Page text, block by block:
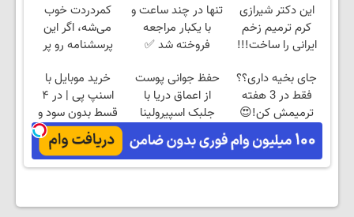
این دکتر شیرازی
کرم ترمیم زخم
ایرانی را ساخت!!!
تنها در چند ساعت و
با یکبار مراجعه
فروخته شد ✅
کمردردت خوب
می‌شه، اگر این
پرسشنامه رو پر
جای بخیه داری؟؟
فقط در 3 هفته
ترمیمش کن!😍
حفظ جوانی پوست
از اعماق دریا با
جلبک اسپیرولینا
خرید موبایل با
اسنپ پی | در ۴
قسط بدون سود و
کارمزد!